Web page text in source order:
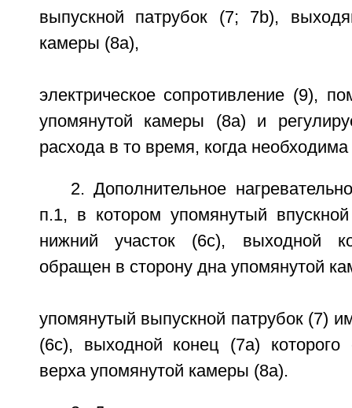
выпускной патрубок (7; 7b),
камеры (8а),
электрическое сопротивление (9),
упомянутой камеры (8а) и
расхода в то время, когда
2. Дополнительное
п.1, в котором упомянутый
нижний участок (6с), выходной
обращен в сторону дна упомянутой
упомянутый выпускной патрубок (7)
(6с), выходной конец (7а)
верха упомянутой камеры (8а).